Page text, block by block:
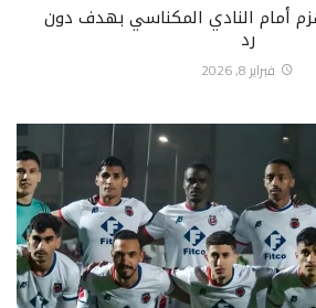
أمام النادي المكناسي بهدف دون
رد
فبراير 8, 2026